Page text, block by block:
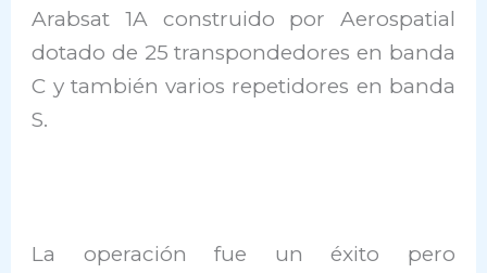
Arabsat 1A construido por Aerospatial
dotado de 25 transpondedores en banda
C y también varios repetidores en banda
S.
La operación fue un éxito pero